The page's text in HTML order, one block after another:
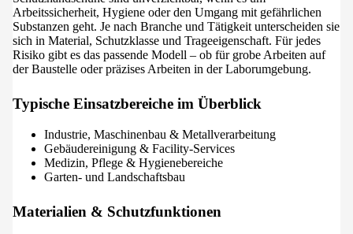
Arbeitssicherheit, Hygiene oder den Umgang mit gefährlichen
Substanzen geht. Je nach Branche und Tätigkeit unterscheiden sie
sich in Material, Schutzklasse und Trageeigenschaft. Für jedes
Risiko gibt es das passende Modell – ob für grobe Arbeiten auf
der Baustelle oder präzises Arbeiten in der Laborumgebung.
Typische Einsatzbereiche im Überblick
Industrie, Maschinenbau & Metallverarbeitung
Gebäudereinigung & Facility-Services
Medizin, Pflege & Hygienebereiche
Garten- und Landschaftsbau
Materialien & Schutzfunktionen